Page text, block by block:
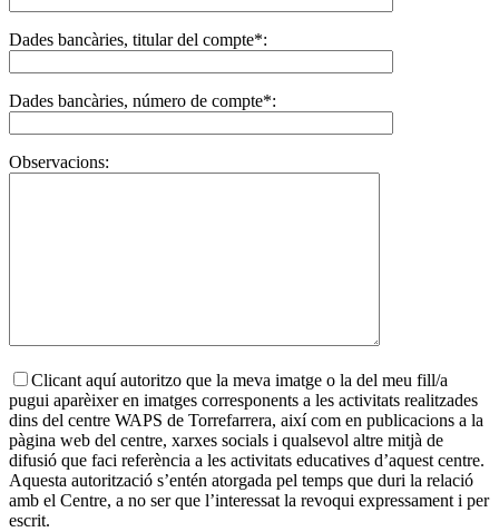
Dades bancàries, titular del compte*:
Dades bancàries, número de compte*:
Observacions:
Clicant aquí autoritzo que la meva imatge o la del meu fill/a
pugui aparèixer en imatges corresponents a les activitats realitzades
dins del centre WAPS de Torrefarrera, així com en publicacions a la
pàgina web del centre, xarxes socials i qualsevol altre mitjà de
difusió que faci referència a les activitats educatives d’aquest centre.
Aquesta autorització s’entén atorgada pel temps que duri la relació
amb el Centre, a no ser que l’interessat la revoqui expressament i per
escrit.